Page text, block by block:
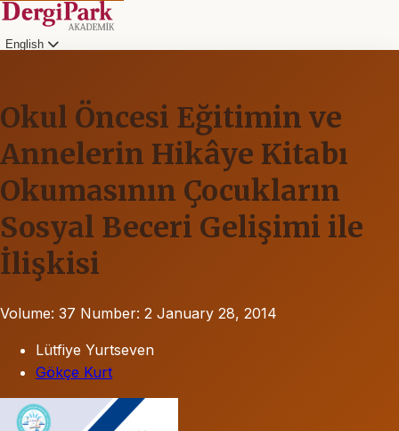
English
Okul Öncesi Eğitimin ve
Annelerin Hikâye Kitabı
Okumasının Çocukların
Sosyal Beceri Gelişimi ile
İlişkisi
Volume: 37 Number: 2 January 28, 2014
Lütfiye Yurtseven
Gökçe Kurt